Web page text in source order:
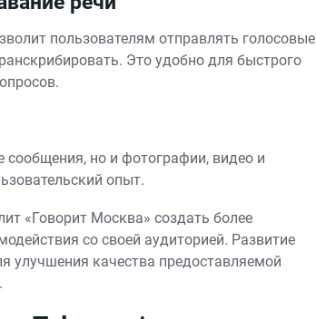
пользователям отправлять голосовые
Это удобно для быстрого
сообщения, но и фотографии, видео и
опыт.
«Говорит Москва» создать более
со своей аудиторией. Развитие
улучшения качества предоставляемой